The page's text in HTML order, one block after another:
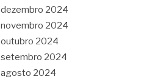
dezembro 2024
novembro 2024
outubro 2024
setembro 2024
agosto 2024